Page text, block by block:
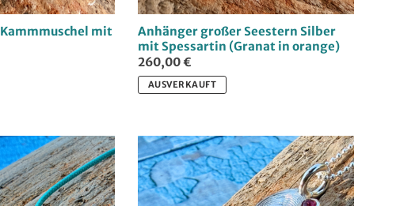
mit
Anhänger großer Seestern Silber
mit Spessartin (Granat in orange)
260,00 €
AUSVERKAUFT